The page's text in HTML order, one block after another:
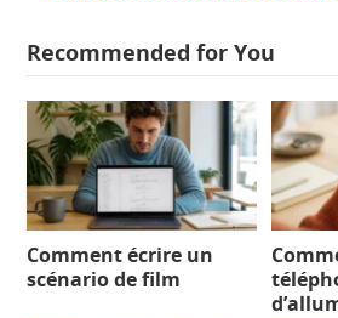
Recommended for You
Comment écrire un
scénario de film